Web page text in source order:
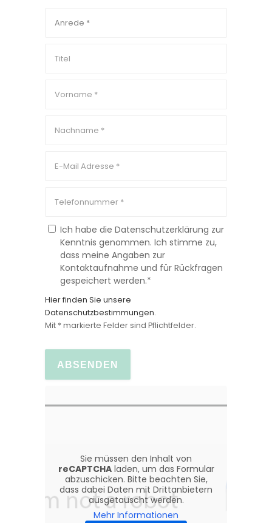
Ich habe die Datenschutzerklärung zur
Kenntnis genommen. Ich stimme zu,
dass meine Angaben zur
Kontaktaufnahme und für Rückfragen
gespeichert werden.*
Hier finden Sie unsere
Datenschutzbestimmungen.
Mit * markierte Felder sind Pflichtfelder.
Sie müssen den Inhalt von
reCAPTCHAladen, um das Formular
abzuschicken. Bitte beachten Sie,
dass dabei Daten mit Drittanbietern
ausgetauscht werden.
Mehr Informationen